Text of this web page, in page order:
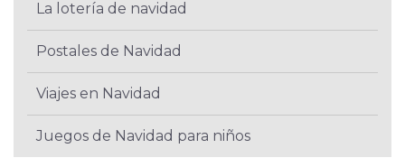
La lotería de navidad
Postales de Navidad
Viajes en Navidad
Juegos de Navidad para niños